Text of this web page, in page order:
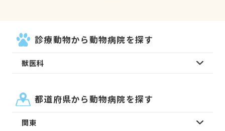
診療動物から動物病院を探す
獣医科
都道府県から動物病院を探す
関東